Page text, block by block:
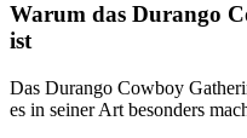
Warum das Durango
ist
Das Durango Cowboy
es in seiner Art besonders